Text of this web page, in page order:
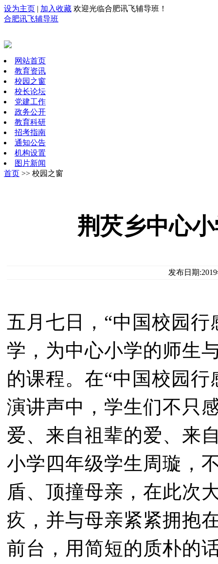
设为主页 | 加入收藏 欢迎光临合肥讯飞辅导班！
合肥讯飞辅导班
网站首页
教育资讯
校园之窗
校长论坛
党建工作
政务公开
教育科研
招考指南
通知公告
机构设置
图片新闻
首页 >> 校园之窗
荆芡乡中心
发布日期
五月七日，“中国校园
学，为中心小学的师生
的课程。在“中国校园
演讲声中，学生们不只
爱、来自祖辈的爱、来
小学四年级学生周璇，
盾、顶撞母亲，在此次
疚，并与母亲紧紧拥抱
前台，用简短的质朴的